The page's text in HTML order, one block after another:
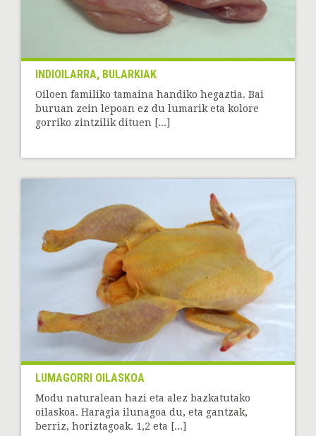
INDIOILARRA, BULARKIAK
Oiloen familiko tamaina handiko hegaztia. Bai
buruan zein lepoan ez du lumarik eta kolore
gorriko zintzilik dituen [...]
LUMAGORRI OILASKOA
Modu naturalean hazi eta alez bazkatutako
oilaskoa. Haragia ilunagoa du, eta gantzak,
berriz, horiztagoak. 1,2 eta [...]